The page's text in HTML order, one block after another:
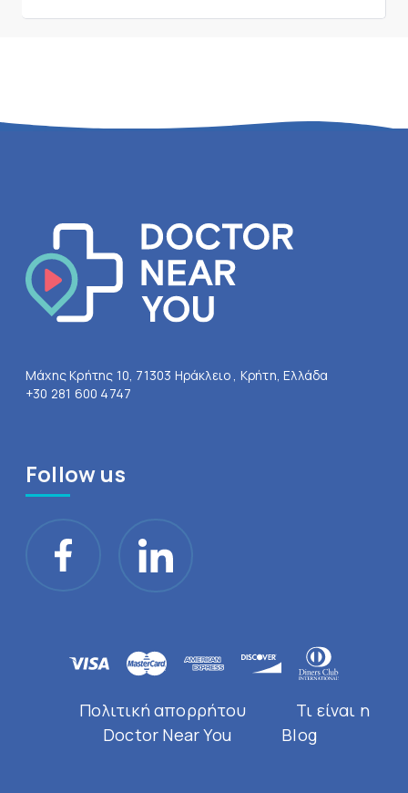
Μάχης Κρήτης 10, 71303 Ηράκλειο , Κρήτη, Ελλάδα
+30 281 600 4747
Follow us
Πολιτική απορρήτου
Τι είναι η
Doctor Near You
Blog